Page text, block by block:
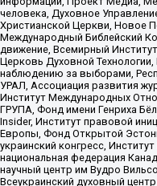
человека, Духовное
Христианской Церкви, Новое
Международный Библейский
движение, Всемирный
Церковь Духовной
наблюдению за выборами,
УРАЛ, Ассоциация развития
Институт Международных
ГРУПА, Фонд имени Генриха
Insider, Институт правовой
Европы, Фонд Открытой
украинский конгресс,
национальная федерация
научный центр им Вудро
Всеукраинский духовный